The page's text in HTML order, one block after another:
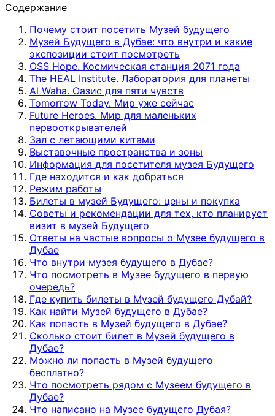
Содержание
Почему стоит посетить Музей будущего
Музей Будущего в Дубае: что внутри и какие
экспозиции стоит посмотреть
OSS Hope. Космическая станция 2071 года
The HEAL Institute. Лаборатория для планеты
Al Waha. Оазис для пяти чувств
Tomorrow Today. Мир уже сейчас
Future Heroes. Мир для маленьких
первооткрывателей
Зал с летающими китами
Выставочные пространства и зоны
Информация для посетителя музея Будущего
Где находится и как добраться
Режим работы
Билеты в музей Будущего: цены и покупка
Советы и рекомендации для тех, кто планирует
визит в музей Будущего
Ответы на частые вопросы о Музее будущего в
Дубае
Что внутри музея будущего в Дубае?
Что посмотреть в Музее будущего в первую
очередь?
Где купить билеты в Музей будущего Дубай?
Как найти Музей будущего в Дубае?
Как попасть в Музей будущего в Дубае?
Сколько стоит билет в Музей будущего в
Дубае?
Можно ли попасть в Музей будущего
бесплатно?
Что посмотреть рядом с Музеем будущего в
Дубае?
Что написано на Музее будущего Дубая?